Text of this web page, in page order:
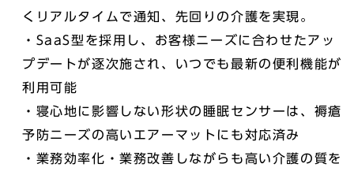
くリアルタイムで通知、先回りの介護を実現。
・SaaS型を採用し、お客様ニーズに合わせたアッ
プデートが逐次施され、いつでも最新の便利機能が
利用可能
・寝心地に影響しない形状の睡眠センサーは、褥瘡
予防ニーズの高いエアーマットにも対応済み
・業務効率化・業務改善しながらも高い介護の質を